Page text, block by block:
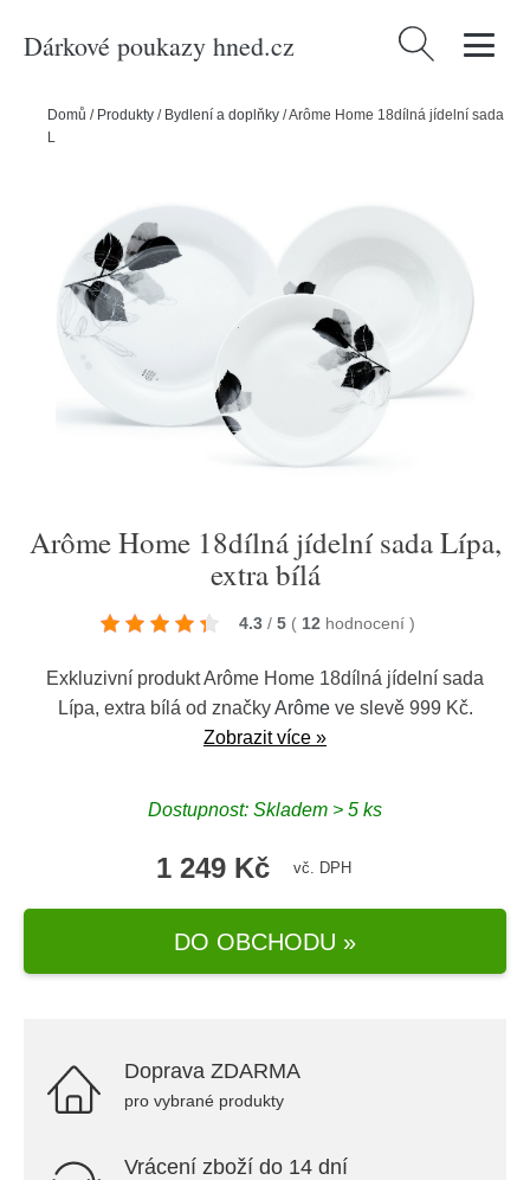
Dárkové poukazy hned.cz Vyhledávání
Domů / Produkty / Bydlení a doplňky /Arôme Home 18dílná jídelní sada
Lípa, extra bílá
Arôme Home 18dílná jídelní sada Lípa,
extra bílá
4.3 / 5 ( 12 hodnocení )
Exkluzivní produkt Arôme Home 18dílná jídelní sada
Lípa, extra bílá od značkyArômeve slevě 999 Kč.
Zobrazit více »
Dostupnost: Skladem > 5 ks
1 249 Kč vč. DPH
DO OBCHODU »
Doprava ZDARMA
pro vybrané produkty
Vrácení zboží do 14 dní